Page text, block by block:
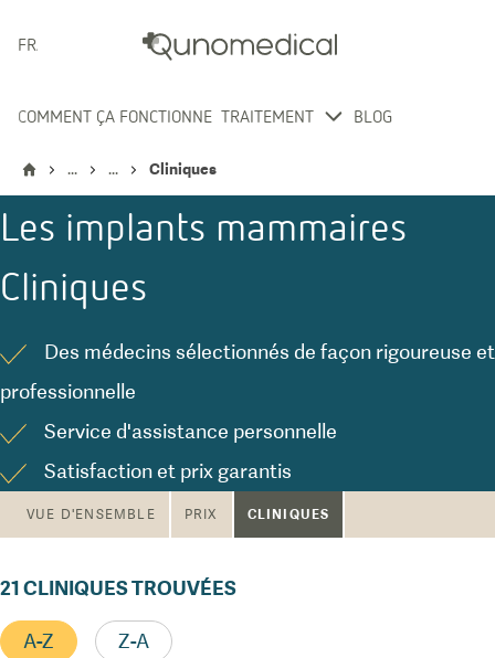
FRANÇAIS
COMMENT ÇA FONCTIONNE TRAITEMENT BLOG
... ... Cliniques
Les implants mammaires
Cliniques
Des médecins sélectionnés de façon rigoureuse et
professionnelle
Service d'assistance personnelle
Satisfaction et prix garantis
VUE D'ENSEMBLE PRIX CLINIQUES
21CLINIQUES TROUVÉES
A-Z Z-A